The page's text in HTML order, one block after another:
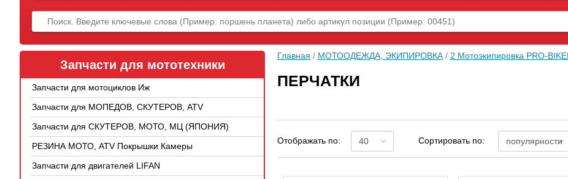
Запчасти для мототехники
Запчасти для мотоциклов Иж
Запчасти для МОПЕДОВ, СКУТЕРОВ, ATV
(КИТАЙ)
Запчасти для СКУТЕРОВ, МОТО, МЦ (ЯПОНИЯ)
РЕЗИНА МОТО, ATV Покрышки Камеры
Запчасти для двигателей LIFAN
Главная / МОТООДЕЖДА, ЭКИПИРОВКА / 2 Мотоэкипировка PRO-
ПЕРЧАТКИ
Отображать по: Сортировать по: